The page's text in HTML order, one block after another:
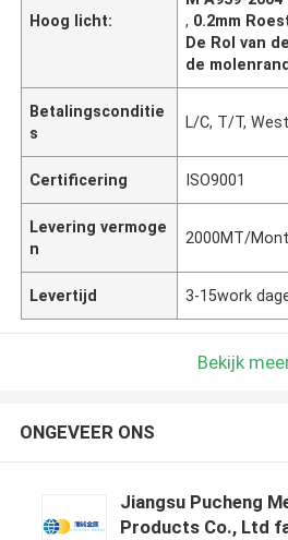
Hoog licht:
, 0.2mm
De Rol van
de
Betalingsconditie
s
L/C, T/T,
Certificering ISO9001
Levering vermoge
n
2000MT/
Levertijd 3-15work
Bekijk
ONGEVEER ONS
Jiangsu Pucheng
Products Co., Ltd